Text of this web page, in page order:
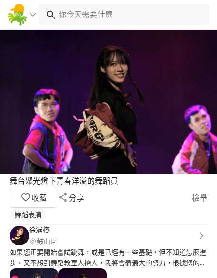
舞台聚光燈下青春洋溢的舞蹈員
收藏
分享 檢舉
舞蹈表演
徐涓榕
鼓山區
如果您正要開始嘗試跳舞，或是已經有一些基礎，但不知道怎麼進
步，又不想到舞蹈教室人擠人，我將會盡最大的努力，根據您的目
標與能力，給予最適合您的協助。 透過學校課程、社團、舞蹈教